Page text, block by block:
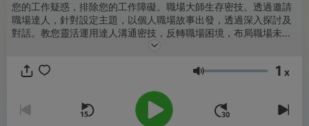
您的工作疑惑，排除您的工作障礙。職場大師生存密技。透過邀請
職場達人，針對設定主題，以個人職場故事出發，透過深入探討及
對話。教您靈活運用達人溝通密技，反轉職場困境，布局職場未
來。職場不能言，不敢言的，在這裡，一次讓您輕鬆學。本節目固
FM104.3GoGoRadio播出。 -- Hosting provided bySoundOn
音量 1 x